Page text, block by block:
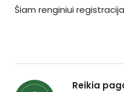
Šiam renginiui
Reikia